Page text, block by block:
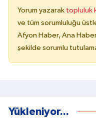
Yorum yazarak topluluk
ve tüm sorumluluğu
Afyon Haber, Ana
şekilde sorumlu
Yükleniyor...